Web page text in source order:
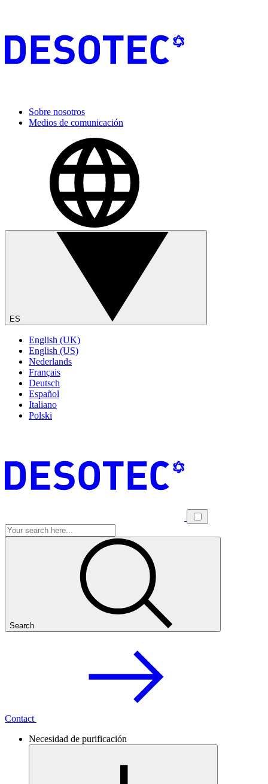
Sobre nosotros
Medios de comunicación
ES
English (UK)
English (US)
Nederlands
Français
Deutsch
Español
Italiano
Polski
Search
Contact
Necesidad de purificación